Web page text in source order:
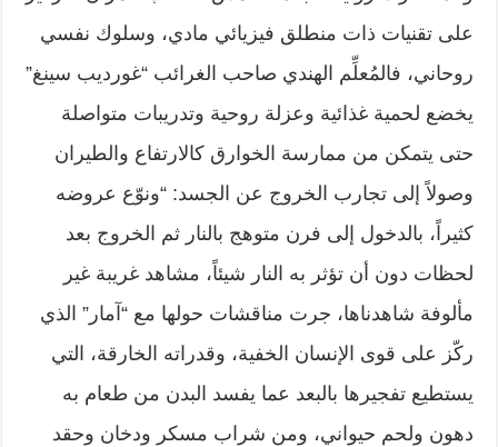
على تقنيات ذات منطلق فيزيائي مادي، وسلوك نفسي
روحاني، فالمُعلِّم الهندي صاحب الغرائب “غورديب سينغ”
يخضع لحمية غذائية وعزلة روحية وتدريبات متواصلة
حتى يتمكن من ممارسة الخوارق كالارتفاع والطيران
وصولاً إلى تجارب الخروج عن الجسد: “ونوّع عروضه
كثيراً، بالدخول إلى فرن متوهج بالنار ثم الخروج بعد
لحظات دون أن تؤثر به النار شيئاً، مشاهد غريبة غير
مألوفة شاهدناها، جرت مناقشات حولها مع “آمار” الذي
ركّز على قوى الإنسان الخفية، وقدراته الخارقة، التي
يستطيع تفجيرها بالبعد عما يفسد البدن من طعام به
دهون ولحم حيواني، ومن شراب مسكر ودخان وحقد